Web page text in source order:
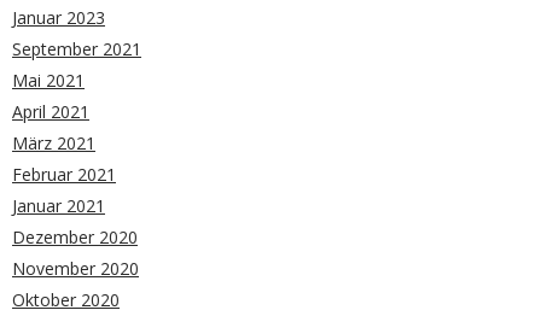
Januar 2023
September 2021
Mai 2021
April 2021
März 2021
Februar 2021
Januar 2021
Dezember 2020
November 2020
Oktober 2020